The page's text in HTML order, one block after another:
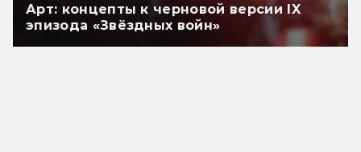
Арт: концепты к черновой версии IX
эпизода «Звёздных войн»